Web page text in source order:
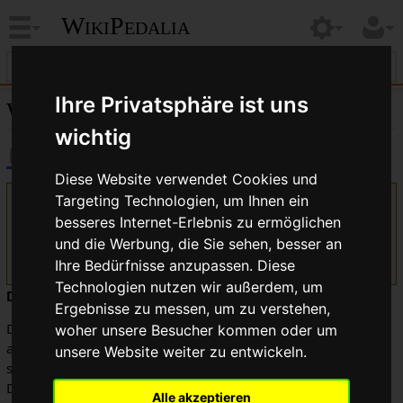
Ihre Privatsphäre ist uns
wichtig
Diese Website verwendet Cookies und
Targeting Technologien, um Ihnen ein
besseres Internet-Erlebnis zu ermöglichen
und die Werbung, die Sie sehen, besser an
Ihre Bedürfnisse anzupassen. Diese
Technologien nutzen wir außerdem, um
Ergebnisse zu messen, um zu verstehen,
woher unsere Besucher kommen oder um
unsere Website weiter zu entwickeln.
Alle akzeptieren
WikiPedalia
WikiPedalia:Mitmachen
Version vom 1. August 2017, 11:05 Uhr vonBikegeissel
Diskussion| Beiträge)(Kleine bisschen klarer)
Unterschied)← Nächstältere Version| Aktuelle Version
(Unterschied) | Nächstjüngere Version → (Unterschied)
Du möchtest hier mitmachen? Eigentlich ganz leicht...
Dazu solltest Du wissen, dass hier Einiges etwas anders läuft
als bei der großen "Wikipedia". Im Gegensatz zur Wikipedia
soll nicht jeder einfach Artikel erstellen und ändern können.
Damit ist Wikipedalia natürlich kein "wiki" im eigentlichen